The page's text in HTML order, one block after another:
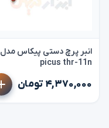
انبر پرچ دستی پیکاس مدل
picus thr-11n
۴,۳۷۰,۰۰۰ تومان